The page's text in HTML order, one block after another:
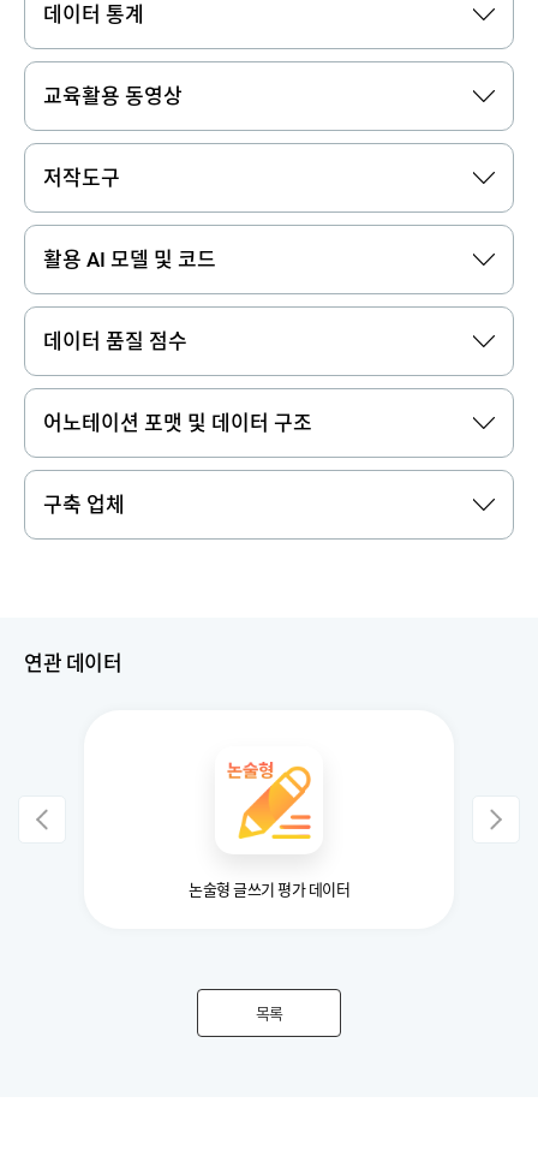
데이터 통계
교육활용 동영상
저작도구
활용 AI 모델 및 코드
데이터 품질 점수
어노테이션 포맷 및 데이터 구조
구축 업체
연관 데이터
논술형 글쓰기 평가 데이터
목록